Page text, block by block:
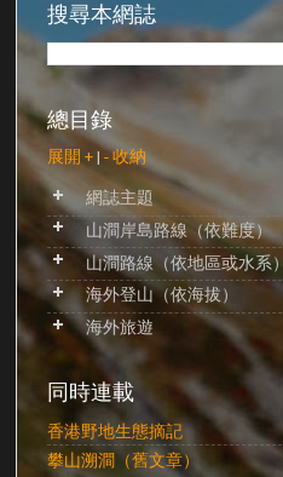
搜尋本網誌
總目錄
展開 +| - 收納
網誌主題
山澗岸島路線（依難度）
山澗路線（依地區或水系）
海外登山（依海拔）
海外旅遊
同時連載
香港野地生態摘記
攀山溯澗（舊文章）